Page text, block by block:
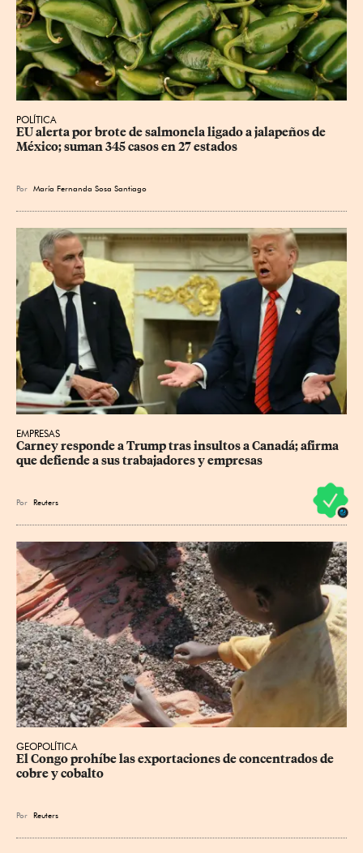
POLÍTICA
EU alerta por brote de salmonela ligado a jalapeños de
México; suman 345 casos en 27 estados
Por María Fernanda Sosa Santiago
EMPRESAS
Carney responde a Trump tras insultos a Canadá; afirma
que defiende a sus trabajadores y empresas
Por Reuters
GEOPOLÍTICA
El Congo prohíbe las exportaciones de concentrados de
cobre y cobalto
Por Reuters